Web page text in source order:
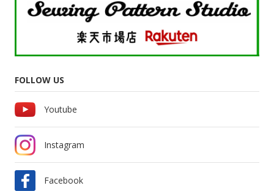
FOLLOW US
Youtube
Instagram
Facebook